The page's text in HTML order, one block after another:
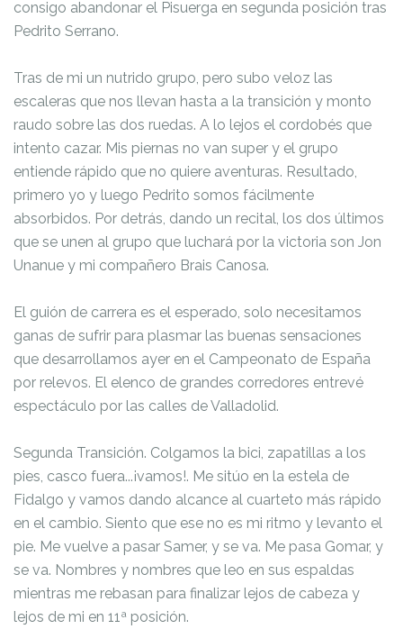
consigo abandonar el Pisuerga en segunda posición tras
Pedrito Serrano.
Tras de mi un nutrido grupo, pero subo veloz las
escaleras que nos llevan hasta a la transición y monto
raudo sobre las dos ruedas. A lo lejos el cordobés que
intento cazar. Mis piernas no van super y el grupo
entiende rápido que no quiere aventuras. Resultado,
primero yo y luego Pedrito somos fácilmente
absorbidos. Por detrás, dando un recital, los dos últimos
que se unen al grupo que luchará por la victoria son Jon
Unanue y mi compañero Brais Canosa.
El guión de carrera es el esperado, solo necesitamos
ganas de sufrir para plasmar las buenas sensaciones
que desarrollamos ayer en el Campeonato de España
por relevos. El elenco de grandes corredores entrevé
espectáculo por las calles de Valladolid.
Segunda Transición. Colgamos la bici, zapatillas a los
pies, casco fuera...¡vamos!. Me sitúo en la estela de
Fidalgo y vamos dando alcance al cuarteto más rápido
en el cambio. Siento que ese no es mi ritmo y levanto el
pie. Me vuelve a pasar Samer, y se va. Me pasa Gomar, y
se va. Nombres y nombres que leo en sus espaldas
mientras me rebasan para finalizar lejos de cabeza y
lejos de mi en 11ª posición.